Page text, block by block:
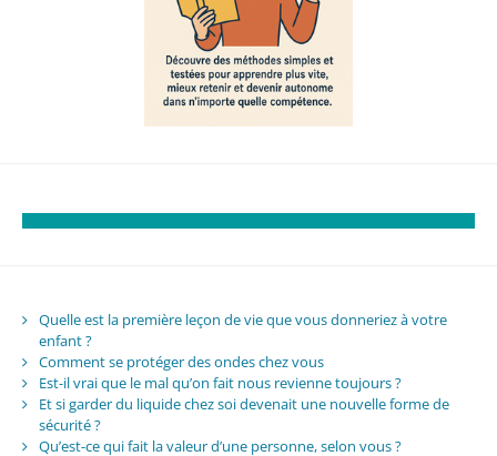
Quelle est la première leçon de vie que vous donneriez à votre
enfant ?
Comment se protéger des ondes chez vous
Est-il vrai que le mal qu’on fait nous revienne toujours ?
Et si garder du liquide chez soi devenait une nouvelle forme de
sécurité ?
Qu’est-ce qui fait la valeur d’une personne, selon vous ?